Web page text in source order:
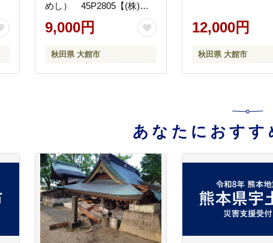
めし） 45P2805【(株)花
9,000円
秋田県 大館市
12,000円
秋田県 大館市
あなたにおすす